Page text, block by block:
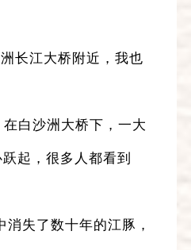
长江大桥附近，我也
白沙洲大桥下，一大
起，很多人都看到
消失了数十年的江豚，